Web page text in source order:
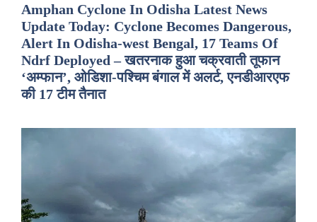
Amphan Cyclone In Odisha Latest News
Update Today: Cyclone Becomes Dangerous,
Alert In Odisha-west Bengal, 17 Teams Of
Ndrf Deployed – खतरनाक हुआ चक्रवाती तूफान
‘अम्फान’, ओडिशा-पश्चिम बंगाल में अलर्ट, एनडीआरएफ
की 17 टीम तैनात